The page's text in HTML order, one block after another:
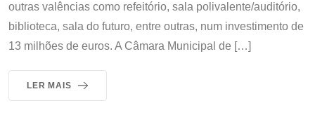
outras valências como refeitório, sala polivalente/auditório,
biblioteca, sala do futuro, entre outras, num investimento de
13 milhões de euros. A Câmara Municipal de […]
LER MAIS